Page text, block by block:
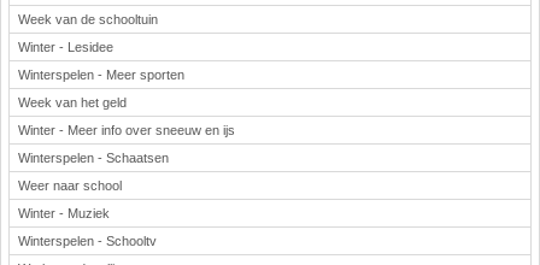
Week van de schooltuin
Winter - Lesidee
Winterspelen - Meer sporten
Week van het geld
Winter - Meer info over sneeuw en ijs
Winterspelen - Schaatsen
Weer naar school
Winter - Muziek
Winterspelen - Schooltv